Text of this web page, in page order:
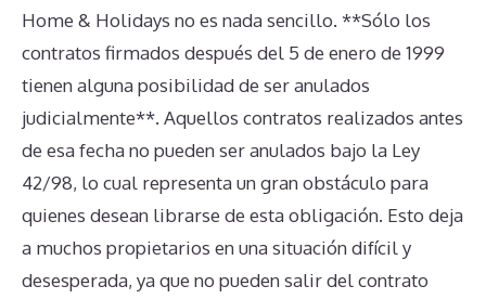
Home & Holidays no es nada sencillo. **Sólo los
contratos firmados después del 5 de enero de 1999
tienen alguna posibilidad de ser anulados
judicialmente**. Aquellos contratos realizados antes
de esa fecha no pueden ser anulados bajo la Ley
42/98, lo cual representa un gran obstáculo para
quienes desean librarse de esta obligación. Esto deja
a muchos propietarios en una situación difícil y
desesperada, ya que no pueden salir del contrato